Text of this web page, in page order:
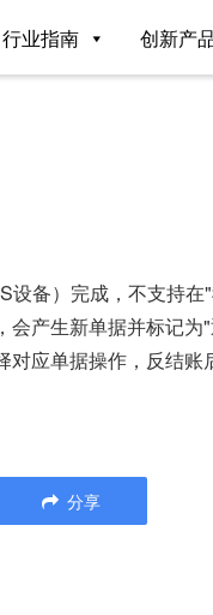
行业指南 创新产
备）完成，不支持
产生新单据并标记
应单据操作，反结
分享